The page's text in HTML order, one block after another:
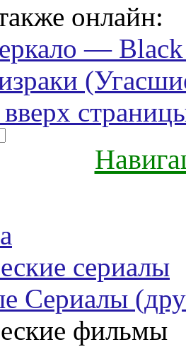
онлайн:
—
сериалы
Сериалы
фильмы